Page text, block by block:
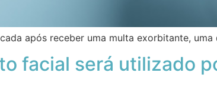
após receber uma multa exorbitante,
facial será utilizado